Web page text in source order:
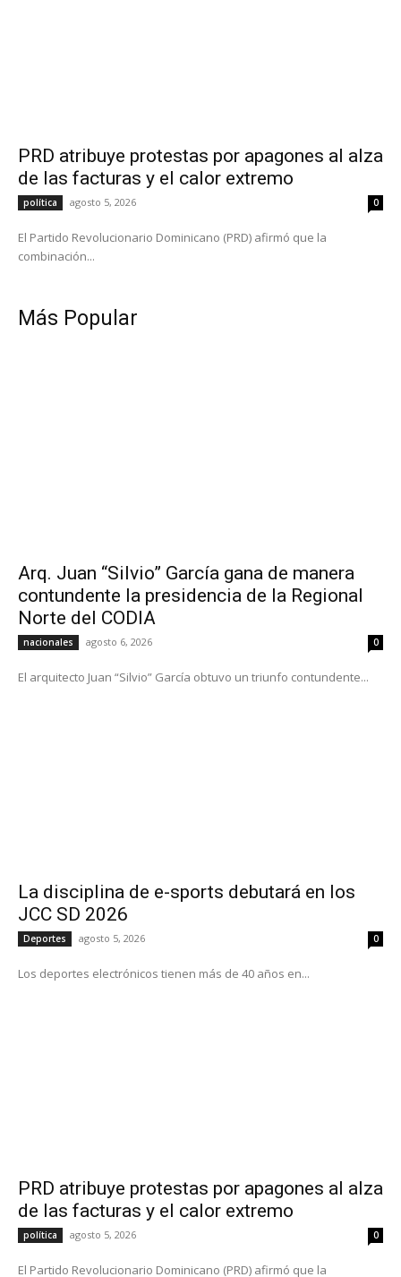
PRD atribuye protestas por apagones al alza
de las facturas y el calor extremo
política agosto 5, 2026 0
El Partido Revolucionario Dominicano (PRD) afirmó que la
combinación...
Más Popular
Arq. Juan “Silvio” García gana de manera
contundente la presidencia de la Regional
Norte del CODIA
nacionales agosto 6, 2026 0
El arquitecto Juan “Silvio” García obtuvo un triunfo contundente...
La disciplina de e-sports debutará en los
JCC SD 2026
Deportes agosto 5, 2026 0
Los deportes electrónicos tienen más de 40 años en...
PRD atribuye protestas por apagones al alza
de las facturas y el calor extremo
política agosto 5, 2026 0
El Partido Revolucionario Dominicano (PRD) afirmó que la